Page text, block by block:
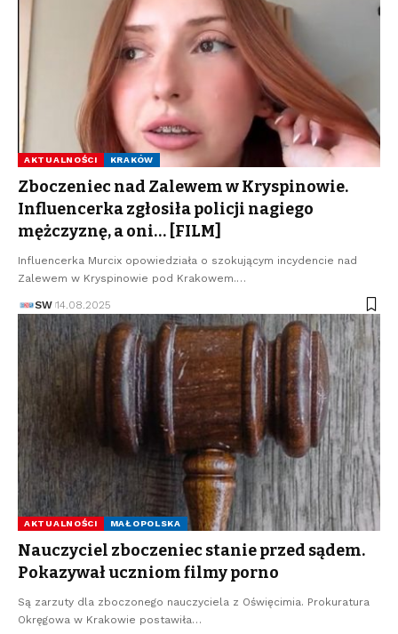
AKTUALNOŚCI KRAKÓW
Zboczeniec nad Zalewem w Kryspinowie.
Influencerka zgłosiła policji nagiego
mężczyznę, a oni… [FILM]
Influencerka Murcix opowiedziała o szokującym incydencie nad
Zalewem w Kryspinowie pod Krakowem.…
SW 14.08.2025
AKTUALNOŚCI MAŁOPOLSKA
Nauczyciel zboczeniec stanie przed sądem.
Pokazywał uczniom filmy porno
Są zarzuty dla zboczonego nauczyciela z Oświęcimia. Prokuratura
Okręgowa w Krakowie postawiła…